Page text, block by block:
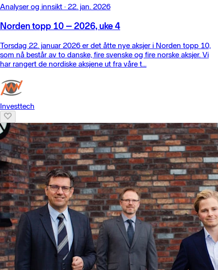
Analyser og innsikt · 22. jan. 2026
Norden topp 10 – 2026, uke 4
Torsdag 22. januar 2026 er det åtte nye aksjer i Norden topp 10,
som nå består av to danske, fire svenske og fire norske aksjer. Vi
har rangert de nordiske aksjene ut fra våre t...
Investtech